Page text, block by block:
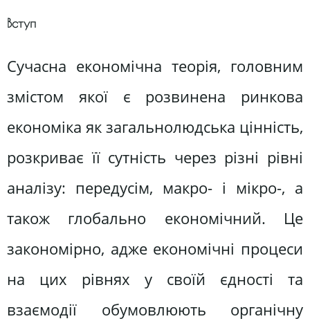
Вступ
Сучасна економічна теорія, головним
змістом якої є розвинена ринкова
економіка як загальнолюдська цінність,
розкриває її сутність через різні рівні
аналізу: передусім, макро- і мікро-, а
також глобально економічний. Це
закономірно, адже економічні процеси
на цих рівнях у своїй єдності та
взаємодії обумовлюють органічну